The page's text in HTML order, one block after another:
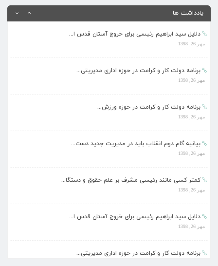
یادداشت ها
مهر 26, 1398
دلایل سید ابراهیم رئیسی برای خروج آستان قدس ا...
مهر 26, 1398
برنامه دولت کار و کرامت در حوزه اداری مدیریتی...
مهر 26, 1398
برنامه دولت کار و کرامت در حوزه ورزش...
مهر 26, 1398
بیانیه گام دوم انقلاب باید در مدیریت جدید دست...
مهر 26, 1398
کمتر کسی مانند رئیسی مشرف بر علم حقوق و دستگا...
مهر 26, 1398
دلایل سید ابراهیم رئیسی برای خروج آستان قدس ا...
مهر 26, 1398
برنامه دولت کار و کرامت در حوزه اداری مدیریتی...